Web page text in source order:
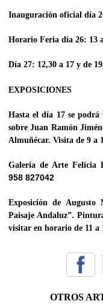
Inauguración oficial día
Horario Feria día 26: 13
Día 27: 12,30 a 17 y de
EXPOSICIONES
Hasta el día 17 se
sobre Juan Ramón
Almuñécar. Visita de 9 a
Galería de Arte Felicia
958 827042
Exposición de Augusto
Paisaje Andaluz”.
visitar en horario de 11 a
OTROS